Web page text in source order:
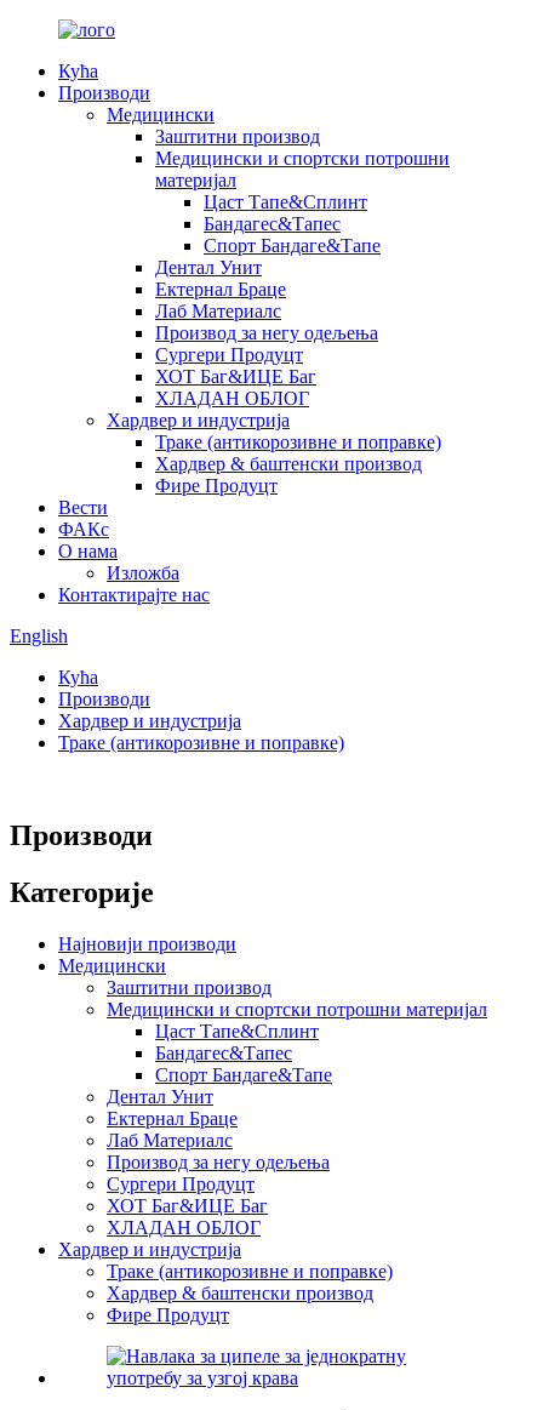
Кућа
Производи
Медицински
Заштитни производ
Медицински и спортски потрошни
материјал
Цаст Тапе&Сплинт
Бандагес&Тапес
Спорт Бандаге&Тапе
Дентал Унит
Ектернал Браце
Лаб Материалс
Производ за негу одељења
Сургери Продуцт
ХОТ Баг&ИЦЕ Баг
ХЛАДАН ОБЛОГ
Хардвер и индустрија
Траке (антикорозивне и поправке)
Хардвер & баштенски производ
Фире Продуцт
Вести
ФАКс
О нама
Изложба
Контактирајте нас
English
Кућа
Производи
Хардвер и индустрија
Траке (антикорозивне и поправке)
Производи
Категорије
Најновији производи
Медицински
Заштитни производ
Медицински и спортски потрошни материјал
Цаст Тапе&Сплинт
Бандагес&Тапес
Спорт Бандаге&Тапе
Дентал Унит
Ектернал Браце
Лаб Материалс
Производ за негу одељења
Сургери Продуцт
ХОТ Баг&ИЦЕ Баг
ХЛАДАН ОБЛОГ
Хардвер и индустрија
Траке (антикорозивне и поправке)
Хардвер & баштенски производ
Фире Продуцт